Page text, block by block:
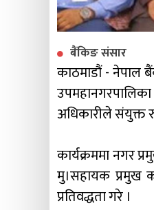
बैंकिङ संसार
काठमाडौं - नेपाल
अधिकारीले संयुक्त
कार्यक्रममा नगर
मु।सहायक प्रमुख
प्रतिवद्धता गरे ।